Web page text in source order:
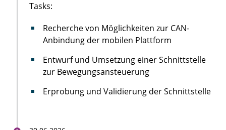
Tasks:
Recherche von Möglichkeiten zur CAN-
Anbindung der mobilen Plattform
Entwurf und Umsetzung einer Schnittstelle
zur Bewegungsansteuerung
Erprobung und Validierung der Schnittstelle